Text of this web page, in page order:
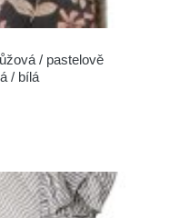
/ pastelově
/ bílá